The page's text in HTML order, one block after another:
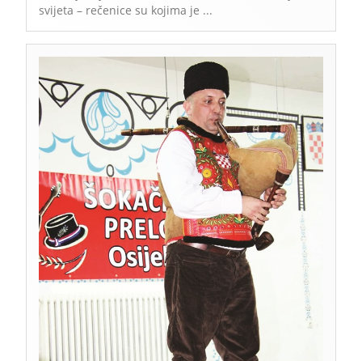
svijeta – rečenice su kojima je ...